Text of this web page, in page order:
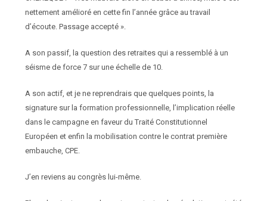
nettement amélioré en cette fin l’année grâce au travail
d’écoute. Passage accepté ».
A son passif, la question des retraites qui a ressemblé à un
séisme de force 7 sur une échelle de 10.
A son actif, et je ne reprendrais que quelques points, la
signature sur la formation professionnelle, l’implication réelle
dans le campagne en faveur du Traité Constitutionnel
Européen et enfin la mobilisation contre le contrat première
embauche, CPE.
J’en reviens au congrès lui-même.